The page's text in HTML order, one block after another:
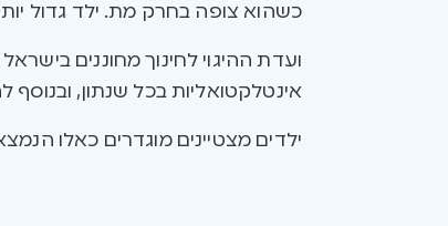
כשהוא צופה בחרק מת. ילד גדול
ועדת ההיגוי לחינוך מחוננים
אינטלקטואליות בכל שנתון,
ילדים מצטיינים מוגדרים כאלו הנמצאים ב-5% העליונים מבחינת יכולות אינטלקטואליות, ובלבד שגם הם עומדים בתנאי